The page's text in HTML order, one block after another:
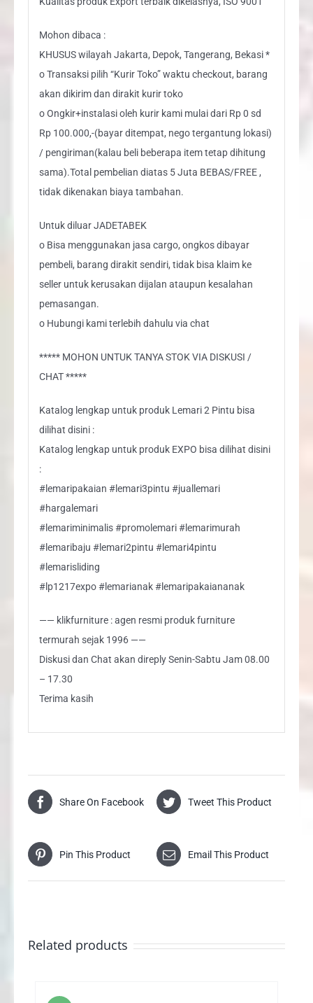
Mohon dibaca :
KHUSUS wilayah Jakarta, Depok, Tangerang, Bekasi *
o Transaksi pilih “Kurir Toko” waktu checkout, barang
akan dikirim dan dirakit kurir toko
o Ongkir+instalasi oleh kurir kami mulai dari Rp 0 sd
Rp 100.000,-(bayar ditempat, nego tergantung lokasi)
/ pengiriman(kalau beli beberapa item tetap dihitung
sama).Total pembelian diatas 5 Juta BEBAS/FREE ,
tidak dikenakan biaya tambahan.
Untuk diluar JADETABEK
o Bisa menggunakan jasa cargo, ongkos dibayar
pembeli, barang dirakit sendiri, tidak bisa klaim ke
seller untuk kerusakan dijalan ataupun kesalahan
pemasangan.
o Hubungi kami terlebih dahulu via chat
***** MOHON UNTUK TANYA STOK VIA DISKUSI /
CHAT *****
Katalog lengkap untuk produk Lemari 2 Pintu bisa
dilihat disini :
Katalog lengkap untuk produk EXPO bisa dilihat disini
:
#lemaripakaian #lemari3pintu #juallemari
#hargalemari
#lemariminimalis #promolemari #lemarimurah
#lemaribaju #lemari2pintu #lemari4pintu
#lemarisliding
#lp1217expo #lemarianak #lemaripakaiananak
—— klikfurniture : agen resmi produk furniture
termurah sejak 1996 ——
Diskusi dan Chat akan direply Senin-Sabtu Jam 08.00
– 17.30
Terima kasih
Share On Facebook Tweet This Product
Pin This Product Email This Product
Related products